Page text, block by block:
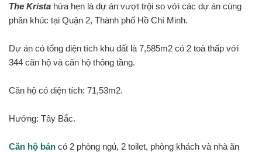
The Krista hứa hẹn là dự án vượt trội so với các dự án cùng
phân khúc tại Quận 2, Thành phố Hồ Chí Minh.
Dự án có tổng diện tích khu đất là 7,585m2 có 2 toà thấp với
344 căn hộ và căn hộ thông tầng.
Căn hộ có diện tích: 71,53m2.
Hướng: Tây Bắc.
Căn hộ bán có 2 phòng ngủ, 2 toilet, phòng khách và nhà ăn